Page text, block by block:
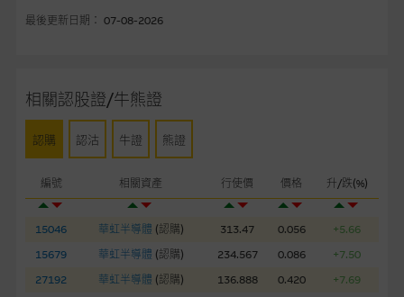
最後更新日期： 07-08-2026
相關認股證/牛熊證
認購 認沽 牛證 熊證
編號 相關資產 行使價 價格 升/跌(%)
15046 華虹半導體 (認購) 313.47 0.056
+5.66
15679
華虹半導體 (認購) 234.567 0.086
+7.50
27192
華虹半導體 (認購) 136.888 0.420
+7.69
結構性產品並無抵押品，如發行人無力償債或違約，投資者可能
股份有限公司可能是唯一報價方。閣下應閱讀載于
www.warrants.com.hk
自行評估箇中風險。如有需要，請徵詢獨立之專業意見。牛熊證
備有強制贖回機制可能被提早終止，届時(i) N類牛熊證投資者會
損失全部投資；而(ii)R類牛熊證之剩餘價值則可能為零。
本網站或載有連接非由麥格理集團管理的網站的連結。此等連結
理集團對此等網站的內容及所介紹的產品或服務，均無任何操控